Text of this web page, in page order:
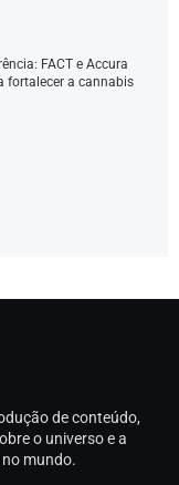
FACT e Accura
fortalecer a cannabis
de conteúdo,
o universo e a
mundo.